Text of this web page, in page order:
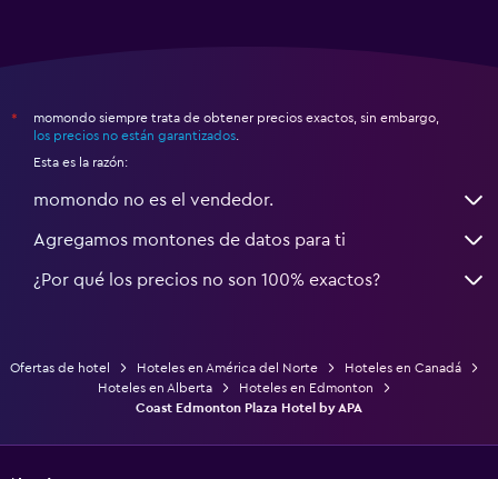
*
momondo siempre trata de obtener precios exactos, sin embargo,
los precios no están garantizados
Esta es la razón:
momondo no es el vendedor.
Agregamos montones de datos para ti
¿Por qué los precios no son 100% exactos?
Ofertas de hotel Hoteles en América del Norte
Hoteles en Canadá
Hoteles en Alberta
Hoteles en Edmonton
Coast Edmonton Plaza Hotel by APA